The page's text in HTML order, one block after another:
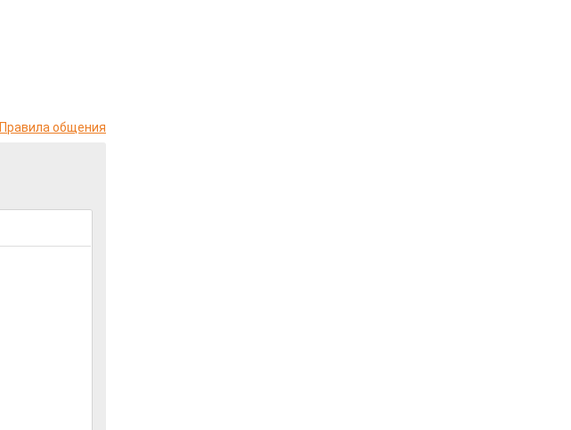
Правила общения